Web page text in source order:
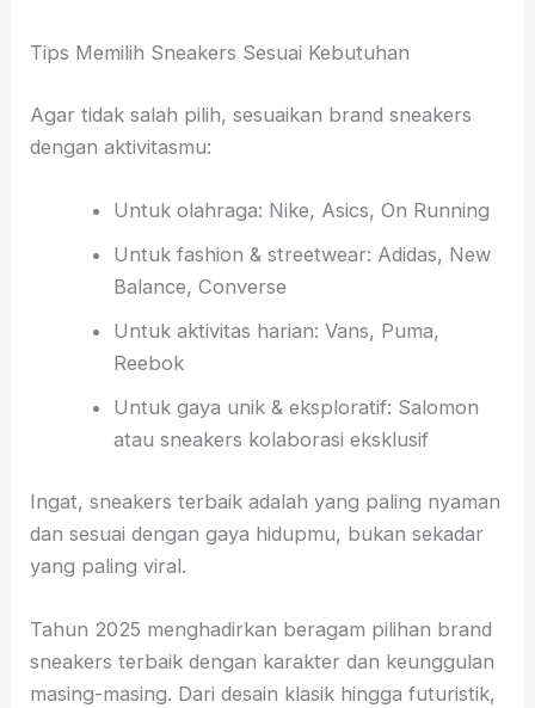
Tips Memilih Sneakers Sesuai Kebutuhan
Agar tidak salah pilih, sesuaikan brand sneakers
dengan aktivitasmu:
Untuk olahraga: Nike, Asics, On Running
Untuk fashion & streetwear: Adidas, New
Balance, Converse
Untuk aktivitas harian: Vans, Puma,
Reebok
Untuk gaya unik & eksploratif: Salomon
atau sneakers kolaborasi eksklusif
Ingat, sneakers terbaik adalah yang paling nyaman
dan sesuai dengan gaya hidupmu, bukan sekadar
yang paling viral.
Tahun 2025 menghadirkan beragam pilihan brand
sneakers terbaik dengan karakter dan keunggulan
masing-masing. Dari desain klasik hingga futuristik,